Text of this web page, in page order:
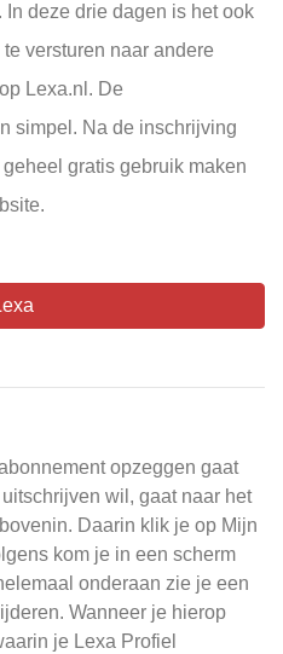
deze drie dagen is het ook
versturen naar andere
Lexa.nl. De
simpel. Na de inschrijving
gratis gebruik maken
opzeggen gaat
wil, gaat naar het
Daarin klik je op Mijn
kom je in een scherm
onderaan zie je een
Wanneer je hierop
je Lexa Profiel